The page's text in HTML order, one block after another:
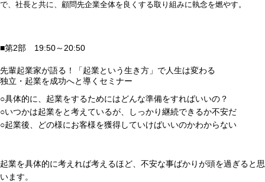
で、社長と共に、顧問先企業全体を良くする取り組みに執念を燃やす。
■第2部 19:50～20:50
先輩起業家が語る！「起業という生き方」で人生は変わる
独立・起業を成功へと導くセミナー
○具体的に、起業をするためにはどんな準備をすればいいの？
○いつかは起業をと考えているが、しっかり継続できるか不安だ
○起業後、どの様にお客様を獲得していけばいいのかわからない
起業を具体的に考えれば考えるほど、不安な事ばかりが頭を過ぎると思
います。